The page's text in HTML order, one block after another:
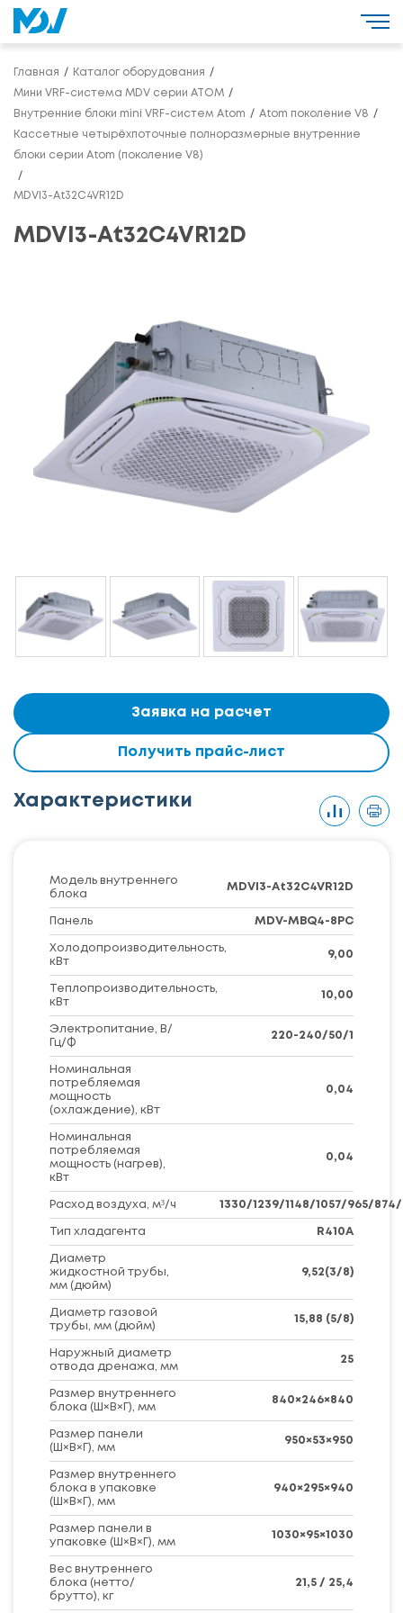
Главная Каталог оборудования
Мини VRF-система MDV серии ATOM
Внутренние блоки mini VRF-систем Atom Atom поколение V8
Кассетные четырёхпоточные полноразмерные внутренние
блоки серии Atom (поколение V8)
MDVI3-At32C4VR12D
MDVI3-At32C4VR12D
Заявка на расчет
Получить прайс-лист
Характеристики
Модель внутреннего
блока
MDVI3-At32C4VR12D
Панель MDV-MBQ4-8PC
Холодопроизводительность,
кВт
9,00
Теплопроизводительность,
кВт
10,00
Электропитание, В/
Гц/Ф
220-240/50/1
Номинальная
потребляемая
мощность
(охлаждение), кВт
0,04
Номинальная
потребляемая
мощность (нагрев),
кВт
0,04
Расход воздуха, м³/ч 1330/1239/1148/1057/965/
Тип хладагента R410A
Диаметр
жидкостной трубы,
мм (дюйм)
9,52(3/8)
Диаметр газовой
трубы, мм (дюйм)
15,88 (5/8)
Наружный диаметр
отвода дренажа, мм
25
Размер внутреннего
блока (Ш×В×Г), мм
840×246×840
Размер панели
(Ш×В×Г), мм
950×53×950
Размер внутреннего
блока в упаковке
(Ш×В×Г), мм
940×295×940
Размер панели в
упаковке (Ш×В×Г), мм
1030×95×1030
Вес внутреннего
блока (нетто/
брутто), кг
21,5 / 25,4